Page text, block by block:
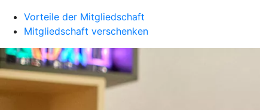
Vorteile der Mitgliedschaft
Mitgliedschaft verschenken